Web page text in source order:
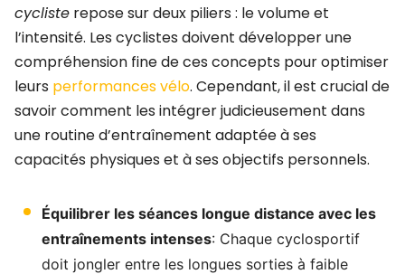
cycliste repose sur deux piliers : le volume et
l’intensité. Les cyclistes doivent développer une
compréhension fine de ces concepts pour optimiser
leurs performances vélo. Cependant, il est crucial de
savoir comment les intégrer judicieusement dans
une routine d’entraînement adaptée à ses
capacités physiques et à ses objectifs personnels.
Équilibrer les séances longue distance avec les
entraînements intenses: Chaque cyclosportif
doit jongler entre les longues sorties à faible